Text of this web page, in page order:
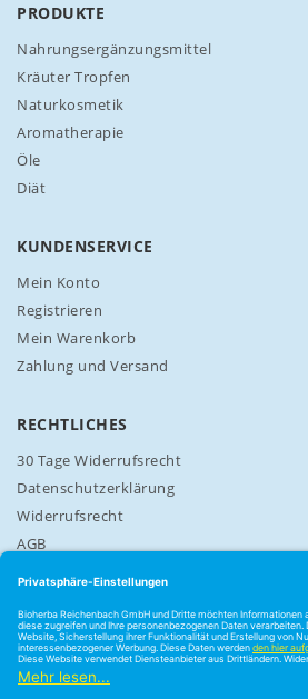
e
w
s
e
t
t
e
n
PRODUKTE
Nahrungsergänzungsmittel
Kräuter Tropfen
Naturkosmetik
Aromatherapie
Öle
Diät
KUNDENSERVICE
Mein Konto
Registrieren
Mein Warenkorb
Zahlung und Versand
RECHTLICHES
30 Tage Widerrufsrecht
Datenschutzerklärung
Widerrufsrecht
AGB